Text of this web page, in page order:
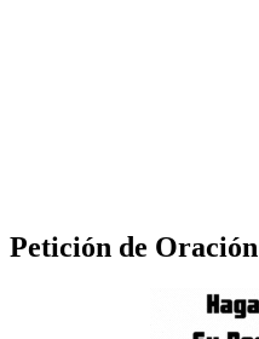
Petición de Oración